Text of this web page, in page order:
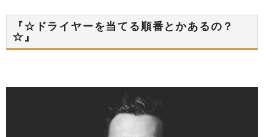
『☆ドライヤーを当てる順番とかあるの？
☆』